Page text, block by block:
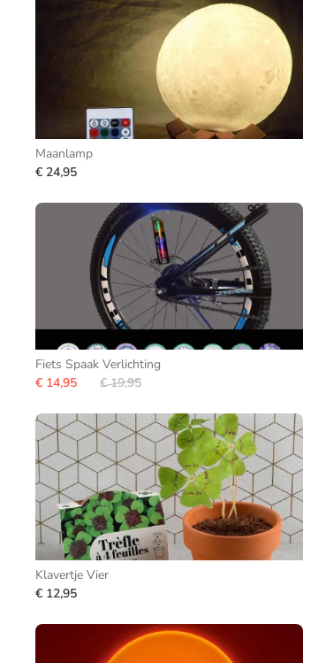
Maanlamp
€ 24,95
Fiets Spaak Verlichting
€ 14,95
€ 19,95
Klavertje Vier
€ 12,95